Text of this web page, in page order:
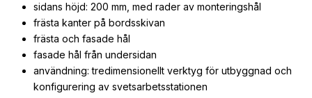
sidans höjd: 200 mm, med rader av monteringshål
frästa kanter på bordsskivan
frästa och fasade hål
fasade hål från undersidan
användning: tredimensionellt verktyg för utbyggnad och
konfigurering av svetsarbetsstationen